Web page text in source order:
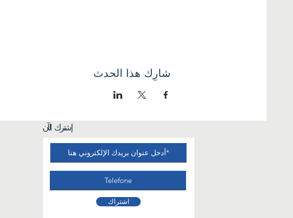
شارِك هذا الحدث
إشترك الآن
اشتراك